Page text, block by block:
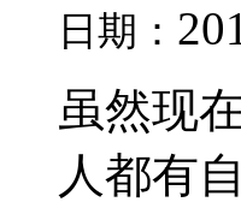
日期：
虽然现
人都有